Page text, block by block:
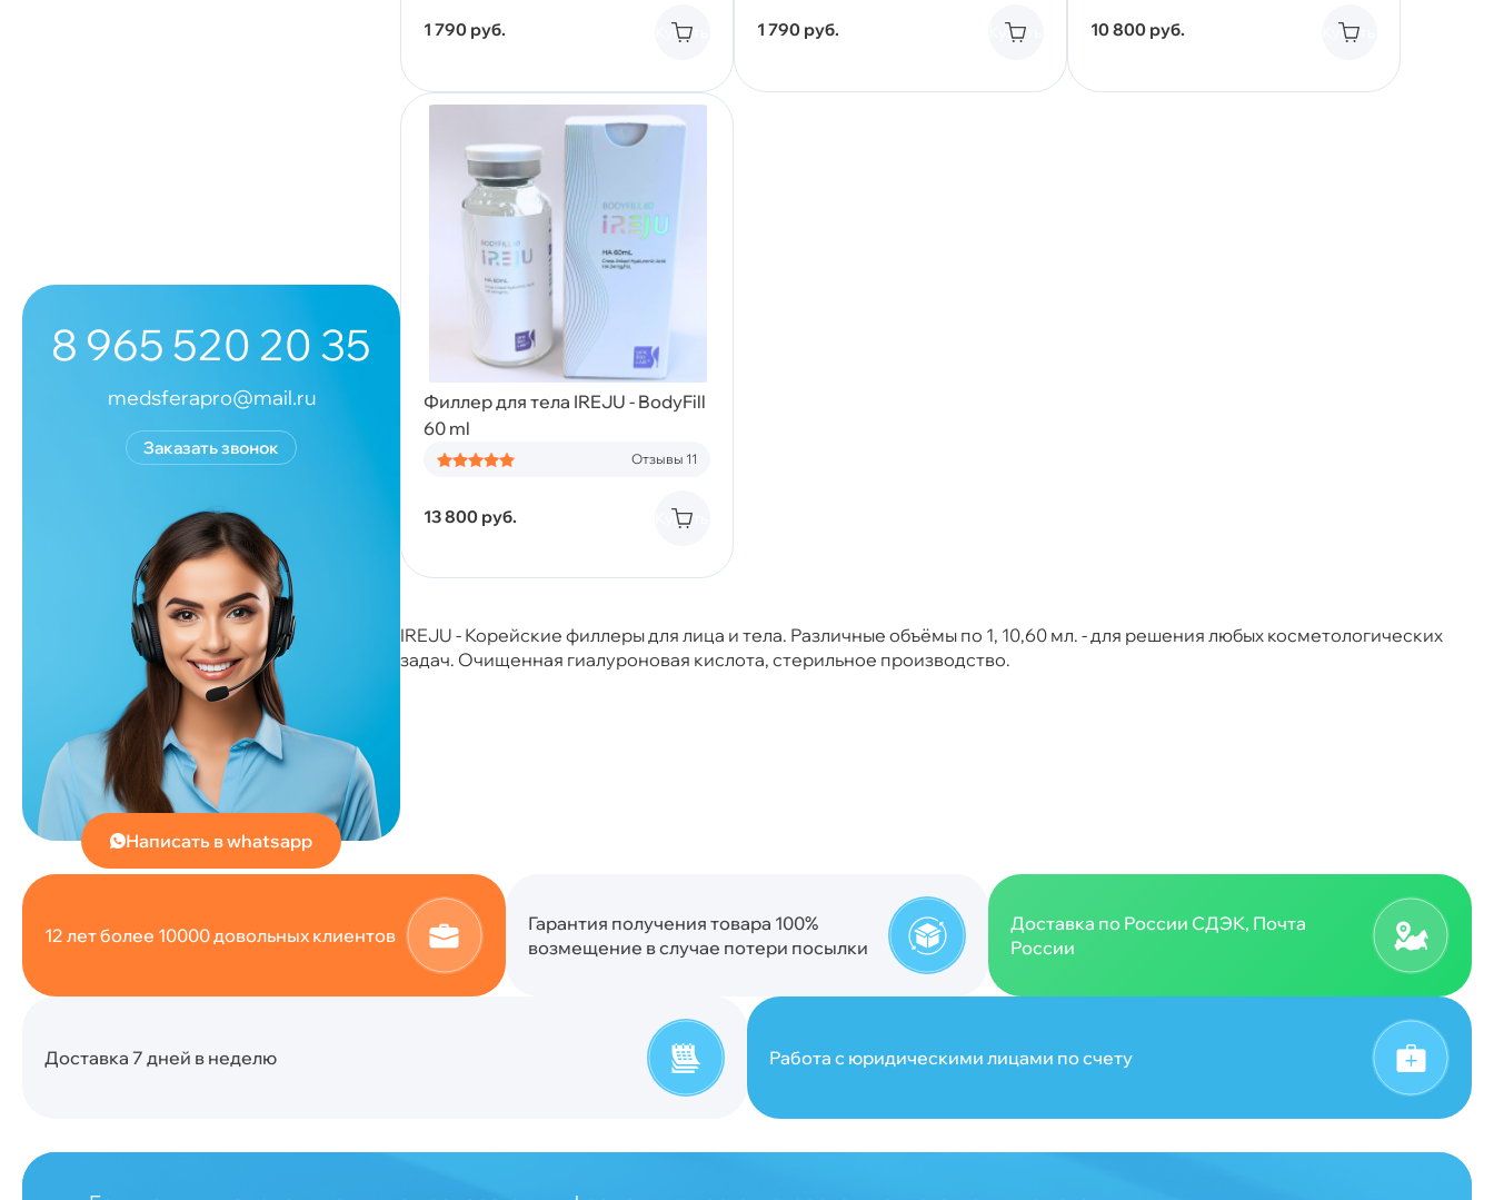
8 965 520 20 35
medsferapro@mail.ru
Заказать звонок
Написать в whatsapp
1 790 руб. Купить 1 790 руб. Купить 10 800 руб. Купить
Филлер для тела IREJU - BodyFill
60 ml
Отзывы 11
13 800 руб. Купить
IREJU - Корейские филлеры для лица и тела. Различные объёмы по 1, 10,60 мл. - для решения любых косметологических
задач. Очищенная гиалуроновая кислота, стерильное производство.
12 лет более 10000 довольных клиентов
Гарантия получения товара 100%
возмещение в случае потери посылки
Доставка по России СДЭК, Почта
России
Доставка 7 дней в неделю Работа с юридическими лицами по счету